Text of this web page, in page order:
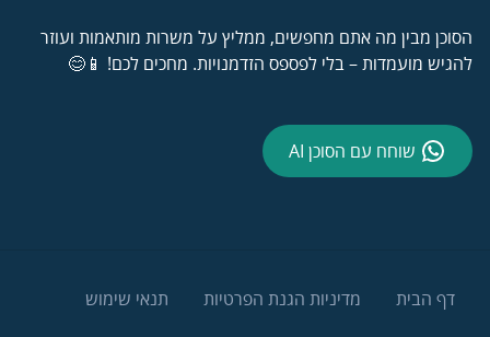
הסוכן מבין מה אתם מחפשים, ממליץ על משרות מותאמות ועוזר
להגיש מועמדות – בלי לפספס הזדמנויות. מחכים לכם! 📱😊
שוחח עם הסוכן AI
דף הבית מדיניות הגנת הפרטיות תנאי שימוש